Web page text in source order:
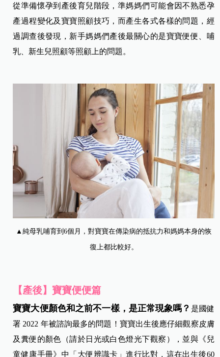
從準備懷孕到產後育兒階段，準媽媽們可能會因不熟悉孕
產過程變化及寶寶照顧技巧，而產生各式各樣的問題，經
過調查後發現，新手媽媽們產後最關心的是寶寶便便、哺
乳、新生兒照顧等照顧上的問題。
▲純母乳哺育到6個月，對寶寶在傳染病的抵抗力和媽媽本身的恢
復上都比較好。
【產後】寶寶便便篇
寶寶大便顏色和之前不一樣，是正常現象嗎？ 是國健
署 2022 年被諮詢最多的問題！寶寶出生後應仔細觀察皮膚
及糞便的顏色（請於日光或白色燈光下觀察），並與《兒
童健康手冊》中「大便辨識卡」進行比對，這在出生後60